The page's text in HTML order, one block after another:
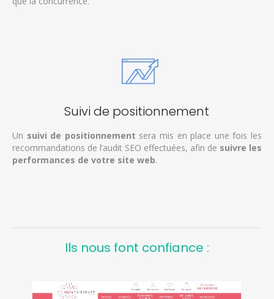
Suivi de positionnement
Un suivi de positionnement sera mis en place une fois les
recommandations de l’audit SEO effectuées, afin de suivre les
performances de votre site web.
Ils nous font confiance :